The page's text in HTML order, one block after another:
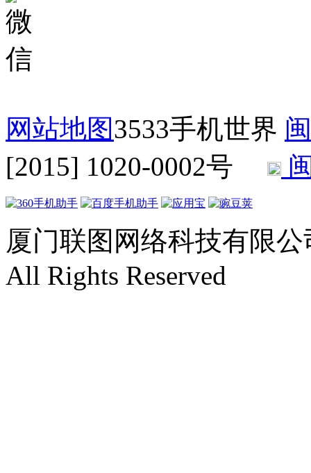
网站地图3533手机世界
[2015] 1020-0002号
厦门联图网络科技有限公
All Rights Reserved